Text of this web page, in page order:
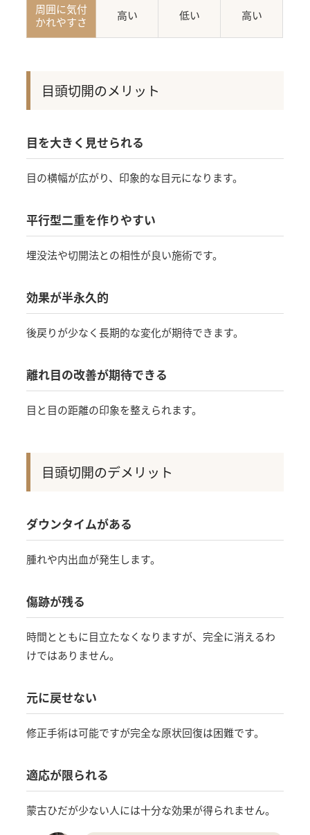
周囲に気付
かれやすさ
高い 低い 高い
目頭切開のメリット
目を大きく見せられる
目の横幅が広がり、印象的な目元になります。
平行型二重を作りやすい
埋没法や切開法との相性が良い施術です。
効果が半永久的
後戻りが少なく長期的な変化が期待できます。
離れ目の改善が期待できる
目と目の距離の印象を整えられます。
目頭切開のデメリット
ダウンタイムがある
腫れや内出血が発生します。
傷跡が残る
時間とともに目立たなくなりますが、完全に消えるわ
けではありません。
元に戻せない
修正手術は可能ですが完全な原状回復は困難です。
適応が限られる
蒙古ひだが少ない人には十分な効果が得られません。